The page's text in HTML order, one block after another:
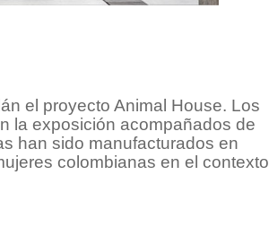
el proyecto Animal House. Los
la exposición acompañados de
han sido manufacturados en
colombianas en el contexto